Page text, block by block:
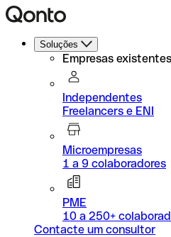
Soluções
Empresas existentes
Independentes
Freelancers e ENI
Microempresas
1 a 9 colaboradores
PME
10 a 250+
Contacte um consultor